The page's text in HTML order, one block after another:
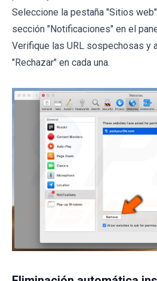
Seleccione la pestaña "Sitios
sección "Notificaciones" en el
Verifique las URL sospechosas y
"Rechazar" en cada una.